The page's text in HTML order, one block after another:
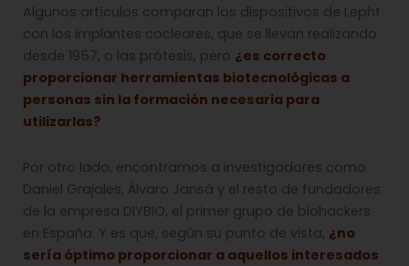
Algunos artículos comparan los dispositivos de Lepht
con los implantes cocleares, que se llevan realizando
desde 1957, o las prótesis, pero ¿es correcto
proporcionar herramientas biotecnológicas a
personas sin la formación necesaria para
utilizarlas?
Por otro lado, encontramos a investigadores como
Daniel Grajales, Álvaro Jansá y el resto de fundadores
de la empresa DIYBIO, el primer grupo de biohackers
en España. Y es que, según su punto de vista, ¿no
sería óptimo proporcionar a aquellos interesados